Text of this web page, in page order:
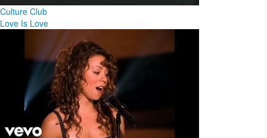
Culture Club
Love Is Love